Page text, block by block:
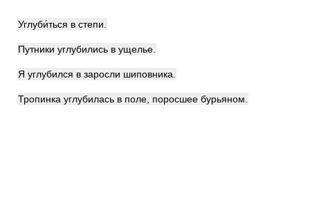
Углуби́ться в степи.
Путники углубились в ущелье.
Я углубился в заросли шиповника.
Тропинка углубилась в поле, поросшее бурьяном.